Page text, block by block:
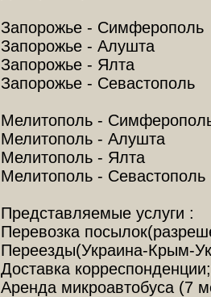
Запорожье - Симферополь
Запорожье - Алушта
Запорожье - Ялта
Запорожье - Севастополь
Мелитополь -
Мелитополь - Алушта
Мелитополь - Ялта
Мелитополь - Севастополь
Представляемые услуги :
Перевозка
Переезды(Украина-Крым-
Доставка корреспонденции;
Аренда микроавтобуса (7